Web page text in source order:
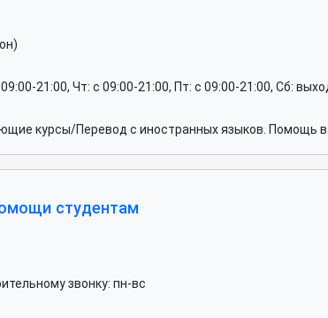
21:00, Чт: c 09:00-21:00, Пт: c 09:00-21:00, Сб:
курсы/Перевод с иностранных языков. Помощь
студентам
звонку: пн-вс